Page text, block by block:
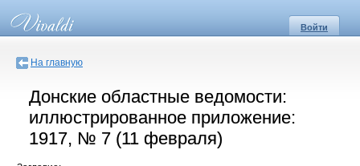
Войти
На главную
Донские областные ведомости:
иллюстрированное приложение:
1917, № 7 (11 февраля)